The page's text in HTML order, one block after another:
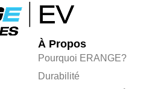
À Propos
Pourquoi ERANGE?
Durabilité